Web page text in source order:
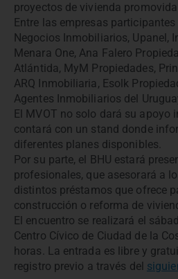
proyectos de vivienda
Entre las empresas
Negocios Inmobiliarios, Upanel,
Menara One, Ana Falero
Atlántida, MyM Propiedades,
ARQ Inmobiliaria, Esolk
Agentes Inmobiliarios del
El MVOT no solo dará su apoyo
contará con un stand donde
diferentes planes disponibles.
Por su parte, el BHU estará
profesionales, que asesorará a
distintos préstamos que ofrece
construcción o reforma de
El encuentro se realizará el
Centro Cívico de Ciudad de la
horas. La entrada es libre y
registro previo a través del